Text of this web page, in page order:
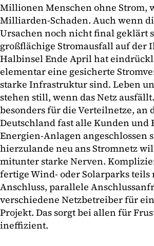
Millionen Menschen ohne Strom,
Milliarden-Schaden. Auch wenn
Ursachen noch nicht final geklärt
großflächige Stromausfall auf der
Halbinsel Ende April hat
elementar eine gesicherte
starke Infrastruktur sind. Leben
stehen still, wenn das Netz
besonders für die Verteilnetze, an
Deutschland fast alle Kunden und
Energien-Anlagen angeschlossen
hierzulande neu ans Stromnetz
mitunter starke Nerven.
fertige Wind- oder Solarparks teils
Anschluss, parallele
verschiedene Netzbetreiber für
Projekt. Das sorgt bei allen für
ineffizient.